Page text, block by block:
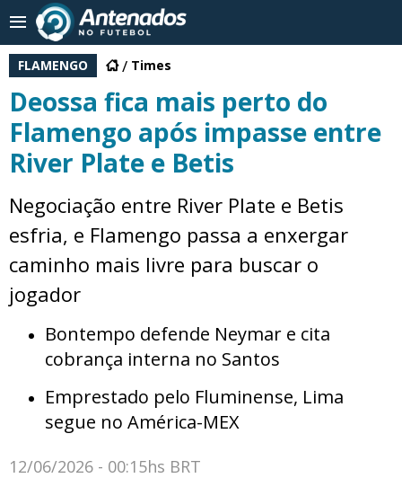
FLAMENGO Times
Deossa fica mais perto do
Flamengo após impasse entre
River Plate e Betis
Negociação entre River Plate e Betis
esfria, e Flamengo passa a enxergar
caminho mais livre para buscar o
jogador
Bontempo defende Neymar e cita
cobrança interna no Santos
Emprestado pelo Fluminense, Lima
segue no América-MEX
12/06/2026 - 00:15hs BRT